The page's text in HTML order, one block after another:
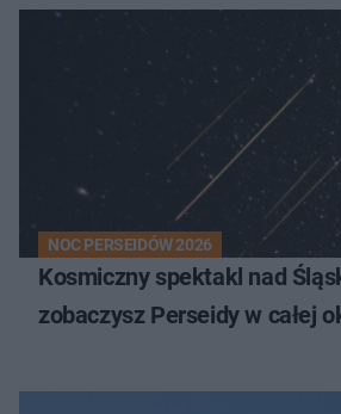
NOC PERSEIDÓW 2026
Kosmiczny spektakl nad
zobaczysz Perseidy w całej